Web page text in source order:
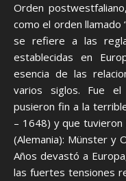
Orden
como el orden llamado
se refiere a las
establecidas en
esencia de las
varios siglos. Fue
pusieron fin a la
– 1648) y que
(Alemania): Münster y
Años devastó a
las fuertes tensiones